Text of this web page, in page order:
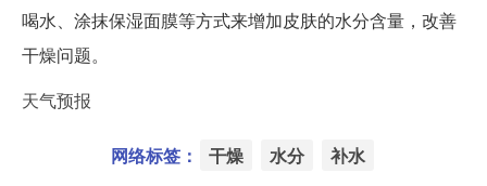
喝水、涂抹保湿面膜等方式来增加皮肤的水分含量，改善
干燥问题。
天气预报
网络标签： 干燥 水分 补水